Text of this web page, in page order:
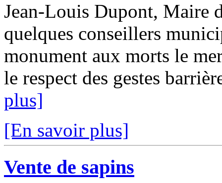
Jean-Louis Dupont, Maire
quelques conseillers
monument aux morts le
le respect des gestes
plus]
[En savoir plus]
Vente de sapins